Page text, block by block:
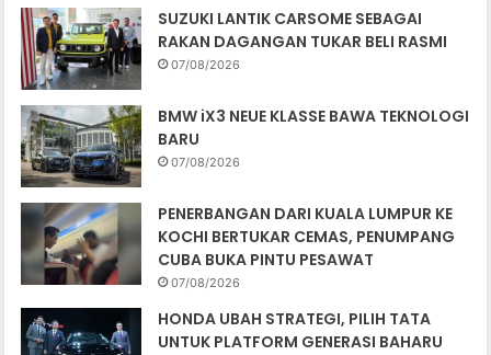
SUZUKI LANTIK CARSOME SEBAGAI
RAKAN DAGANGAN TUKAR BELI RASMI
07/08/2026
BMW iX3 NEUE KLASSE BAWA TEKNOLOGI
BARU
07/08/2026
PENERBANGAN DARI KUALA LUMPUR KE
KOCHI BERTUKAR CEMAS, PENUMPANG
CUBA BUKA PINTU PESAWAT
07/08/2026
HONDA UBAH STRATEGI, PILIH TATA
UNTUK PLATFORM GENERASI BAHARU